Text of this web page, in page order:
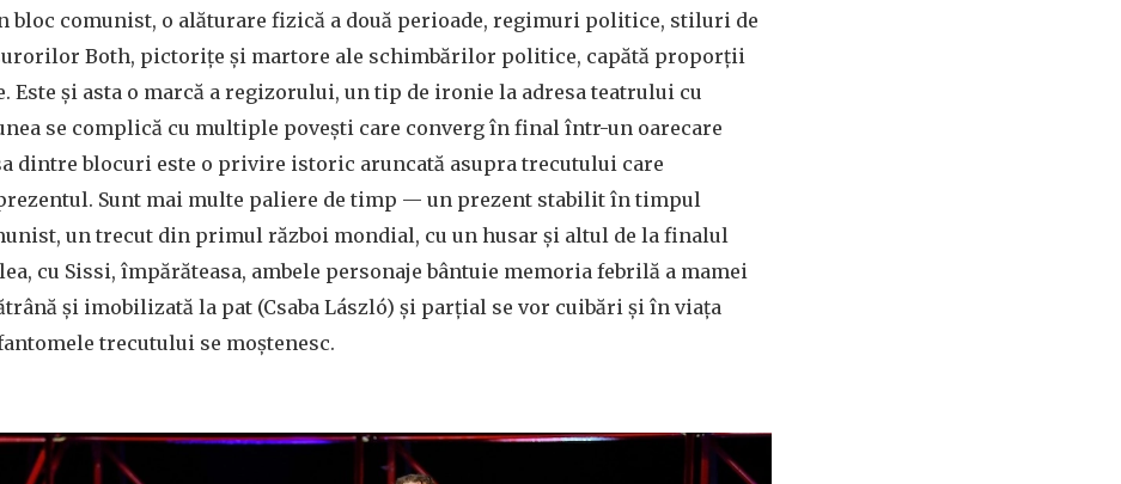
bloc comunist, o alăturare fizică a două perioade, regimuri politice, stiluri de
Both, pictorițe și martore ale schimbărilor politice, capătă proporții
Este și asta o marcă a regizorului, un tip de ironie la adresa teatrului cu
se complică cu multiple povești care converg în final într-un oarecare
dintre blocuri este o privire istoric aruncată asupra trecutului care
Sunt mai multe paliere de timp — un prezent stabilit în timpul
un trecut din primul război mondial, cu un husar și altul de la finalul
cu Sissi, împărăteasa, ambele personaje bântuie memoria febrilă a mamei
și imobilizată la pat (Csaba László) și parțial se vor cuibări și în viața
trecutului se moștenesc.